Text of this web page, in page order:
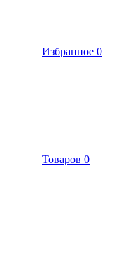
Избранное 0
Товаров 0